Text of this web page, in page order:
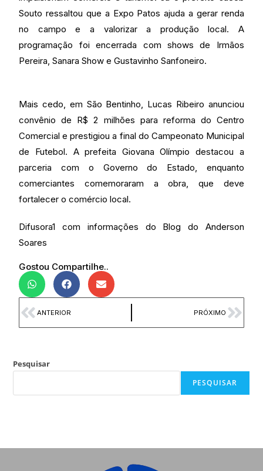
Souto ressaltou que a Expo Patos ajuda a gerar renda
no campo e a valorizar a produção local. A
programação foi encerrada com shows de Irmãos
Pereira, Sanara Show e Gustavinho Sanfoneiro.
Mais cedo, em São Bentinho, Lucas Ribeiro anunciou
convênio de R$ 2 milhões para reforma do Centro
Comercial e prestigiou a final do Campeonato Municipal
de Futebol. A prefeita Giovana Olímpio destacou a
parceria com o Governo do Estado, enquanto
comerciantes comemoraram a obra, que deve
fortalecer o comércio local.
Difusora1 com informações do Blog do Anderson
Soares
Gostou Compartilhe..
ANTERIOR PRÓXIMO
Pesquisar
PESQUISAR